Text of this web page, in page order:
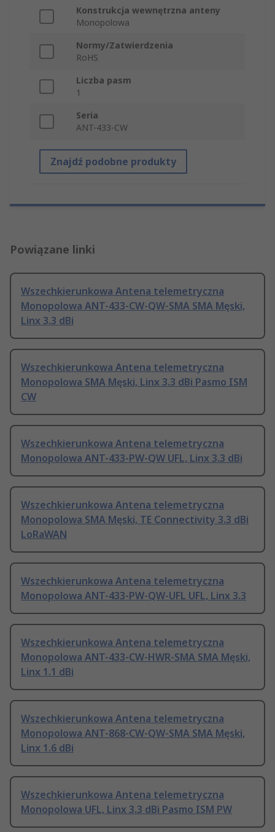
Konstrukcja wewnętrzna anteny
Monopolowa
Normy/Zatwierdzenia
RoHS
Liczba pasm
1
Seria
ANT-433-CW
Znajdź podobne produkty
Powiązane linki
Wszechkierunkowa Antena telemetryczna
Monopolowa ANT-433-CW-QW-SMA SMA Męski,
Linx 3.3 dBi
Wszechkierunkowa Antena telemetryczna
Monopolowa SMA Męski, Linx 3.3 dBi Pasmo ISM
CW
Wszechkierunkowa Antena telemetryczna
Monopolowa ANT-433-PW-QW UFL, Linx 3.3 dBi
Wszechkierunkowa Antena telemetryczna
Monopolowa SMA Męski, TE Connectivity 3.3 dBi
LoRaWAN
Wszechkierunkowa Antena telemetryczna
Monopolowa ANT-433-PW-QW-UFL UFL, Linx 3.3
Wszechkierunkowa Antena telemetryczna
Monopolowa ANT-433-CW-HWR-SMA SMA Męski,
Linx 1.1 dBi
Wszechkierunkowa Antena telemetryczna
Monopolowa ANT-868-CW-QW-SMA SMA Męski,
Linx 1.6 dBi
Wszechkierunkowa Antena telemetryczna
Monopolowa UFL, Linx 3.3 dBi Pasmo ISM PW